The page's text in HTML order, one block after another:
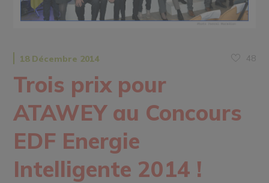
18 Décembre 2014 48
Trois prix pour
ATAWEY au Concours
EDF Energie
Intelligente 2014 !